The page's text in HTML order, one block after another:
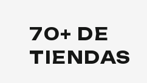
70+ DE
TIENDAS